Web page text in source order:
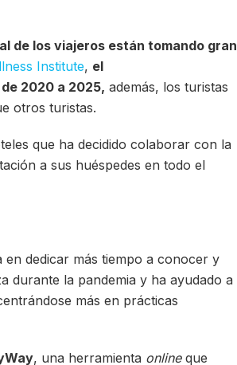
de los viajeros están tomando gran
Institute, el
2020 a 2025, además, los turistas
otros turistas.
que ha decidido colaborar con la
a sus huéspedes en todo el
dedicar más tiempo a conocer y
durante la pandemia y ha ayudado a
más en prácticas
, una herramienta onlineque